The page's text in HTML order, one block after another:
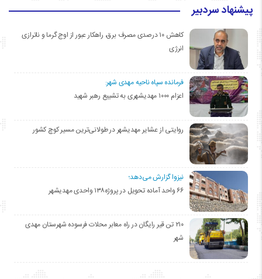
پیشنهاد سردبیر
کاهش ۱۰ درصدی مصرف برق، راهکار عبور از اوج گرما و ناترازی
انرژی
فرمانده سپاه ناحیه مهدی شهر:
اعزام ۱۰۰۰ مهدیشهری به تشییع رهبر شهید
روایتی از عشایر مهدیشهر در طولانی‌ترین مسیر کوچ کشور
نیزوا گزارش می‌دهد؛
۶۶ واحد آماده تحویل در پروژه۱۳۸ واحدی مهدیشهر
۲۱۰ تن قیر رایگان در راه معابر محلات فرسوده شهرستان مهدی
شهر